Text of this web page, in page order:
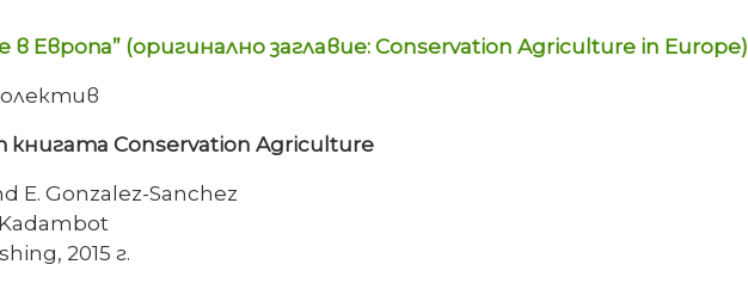
(оригинално заглавие: Conservation Agriculture in Europe)
книгата Conservation Agriculture
E. Gonzalez-Sanchez
2015 г.